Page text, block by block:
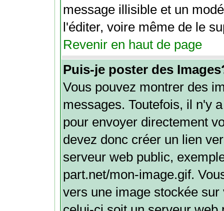
message illisible et un
l'éditer, voire même de le
Revenir en haut de page
Puis-je poster des
Vous pouvez montrer des
messages. Toutefois, il n'y
pour envoyer directement
devez donc créer un lien
serveur web public,
part.net/mon-image.gif.
vers une image stockée